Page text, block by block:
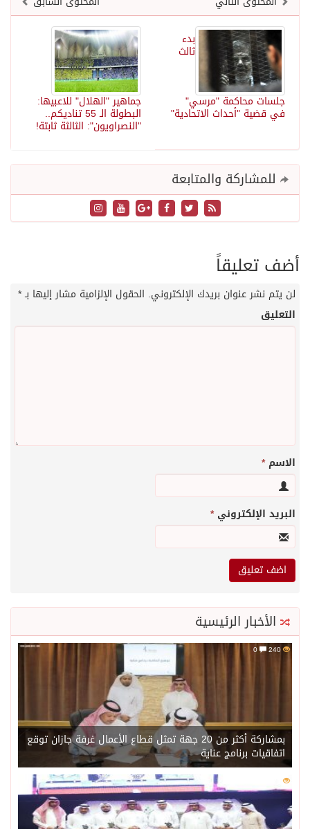
جماهير "الهلال" للاعبيها:
البطولة الـ 55 تناديكم..
"النصراويون": الثالثة ثابتة!
بدء
ثالث
جلسات محاكمة "مرسي"
في قضية "أحداث الاتحادية"
للمشاركة والمتابعة
أضف تعليقاً
لن يتم نشر عنوان بريدك الإلكتروني. الحقول الإلزامية مشار إليها بـ*
التعليق
الاسم*
البريد الإلكتروني*
الأخبار الرئيسية
240
بمشاركة أكثر من 20 جهة تمثل قطاع الأعمال غرفة جازان توقع
اتفاقيات برنامج عناية
221